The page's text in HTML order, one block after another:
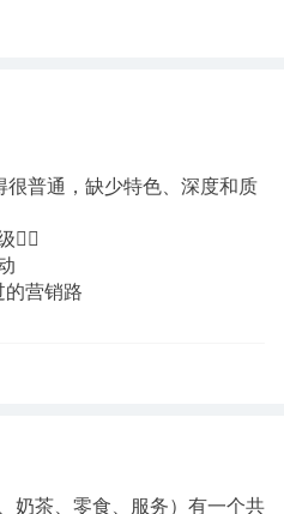
很普通，缺少特色、深度和质
营销路
奶茶、零食、服务）有一个共